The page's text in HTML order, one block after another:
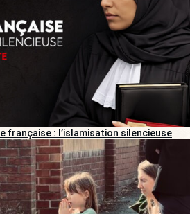
française : l’islamisation silencieuse